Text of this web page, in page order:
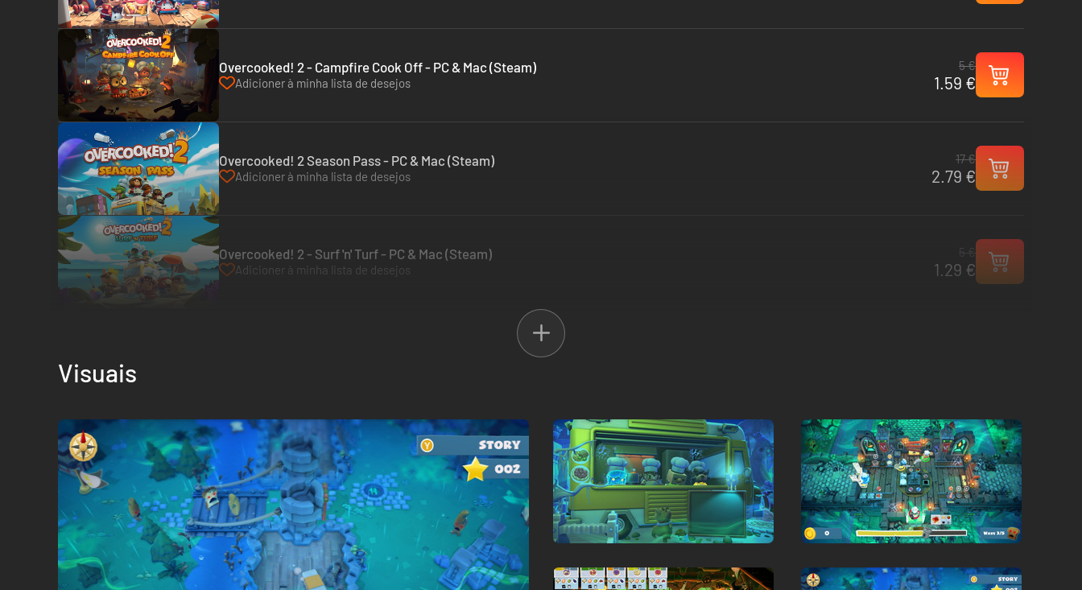
Overcooked! 2 - Campfire Cook Off - PC & Mac (Steam)
Adicioner à minha lista de desejos
5 €
1.59 €
Overcooked! 2 Season Pass - PC & Mac (Steam)
Adicioner à minha lista de desejos
17 €
2.79 €
Overcooked! 2 - Surf 'n' Turf - PC & Mac (Steam)
Adicioner à minha lista de desejos 1.29 €
Visuais